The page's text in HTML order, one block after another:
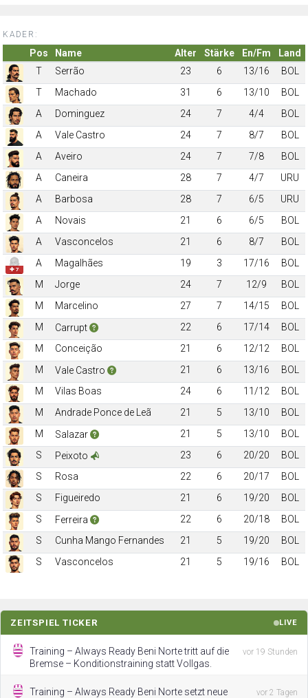
KADER:
Pos Name Alter Stärke En/Fm
Land
T
Serrão 23 6 13/16
BOL
T
Machado 31 6 13/10
BOL
A
Dominguez 24 7 4/4
BOL
A
Vale Castro 24 7 8/7
BOL
A
Aveiro 24 7 7/8
BOL
A
Caneira 28 7 4/7
URU
A
Barbosa 28 7 6/5
URU
A
Novais 21 6 6/5
BOL
A
Vasconcelos 21 6 8/7 BOL
✚ 7
A Magalhães 19 3 17/16
BOL
M
Jorge 24 7 12/9
BOL
M
Marcelino 27 7 14/15
BOL
M
Carrupt 22 6 17/14
BOL
M
Conceição 21 6 12/12
BOL
M
Vale Castro 21 6 13/16
BOL
M
Vilas Boas 24 6 11/12
BOL
M
Andrade Ponce de Leã 21 5 13/10
BOL
M
Salazar 21 5 13/10
BOL
S
Peixoto 23 6 20/20
BOL
S
Rosa 22 6 20/17
BOL
S
Figueiredo 21 6 19/20
BOL
S
Ferreira 22 6 20/18
BOL
S
Cunha Mango Fernandes 21 5 19/20
BOL
S
Vasconcelos 21 5 19/16 BOL
ZEITSPIEL TICKER LIVE
Training – Always Ready Beni Norte tritt auf die
Bremse – Konditionstraining statt Vollgas.
vor 19 Stunden
Training – Always Ready Beni Norte setzt neue
vor 2 Tagen